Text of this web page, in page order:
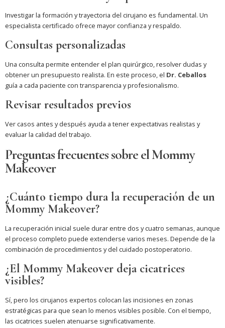
Investigar la formación y trayectoria del cirujano es fundamental. Un
especialista certificado ofrece mayor confianza y respaldo.
Consultas personalizadas
Una consulta permite entender el plan quirúrgico, resolver dudas y
obtener un presupuesto realista. En este proceso, el Dr. Ceballos
guía a cada paciente con transparencia y profesionalismo.
Revisar resultados previos
Ver casos antes y después ayuda a tener expectativas realistas y
evaluar la calidad del trabajo.
Preguntas frecuentes sobre el Mommy
Makeover
¿Cuánto tiempo dura la recuperación de un
Mommy Makeover?
La recuperación inicial suele durar entre dos y cuatro semanas, aunque
el proceso completo puede extenderse varios meses. Depende de la
combinación de procedimientos y del cuidado postoperatorio.
¿El Mommy Makeover deja cicatrices
visibles?
Sí, pero los cirujanos expertos colocan las incisiones en zonas
estratégicas para que sean lo menos visibles posible. Con el tiempo,
las cicatrices suelen atenuarse significativamente.